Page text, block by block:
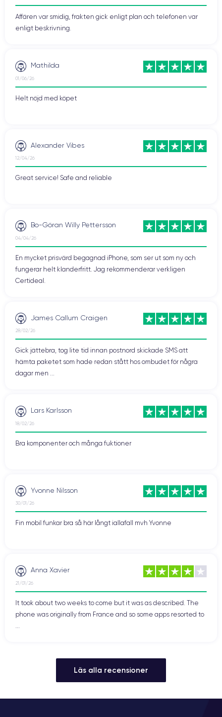
Affären var smidig, frakten gick enligt plan och telefonen var
enligt beskrivning.
Mathilda
01/06/26
Helt nöjd med köpet
Alexander Vibes
12/04/26
Great service! Safe and reliable
Bo-Göran Willy Pettersson
04/04/26
En mycket prisvärd begagnad iPhone, som ser ut som ny och
fungerar helt klanderfritt. Jag rekommenderar verkligen
Certideal.
James Callum Craigen
28/02/26
Gick jättebra, tog lite tid innan postnord skickade SMS att
hämta paketet som hade redan stått hos ombudet för några
dagar men ...
Lars Karlsson
18/02/26
Bra komponenter och många fuktioner
Yvonne Nilsson
30/01/26
Fin mobil funkar bra så här långt iallafall mvh Yvonne
Anna Xavier
21/01/26
It took about two weeks to come but it was as described. The
phone was originally from France and so some apps resorted to
Läs alla recensioner